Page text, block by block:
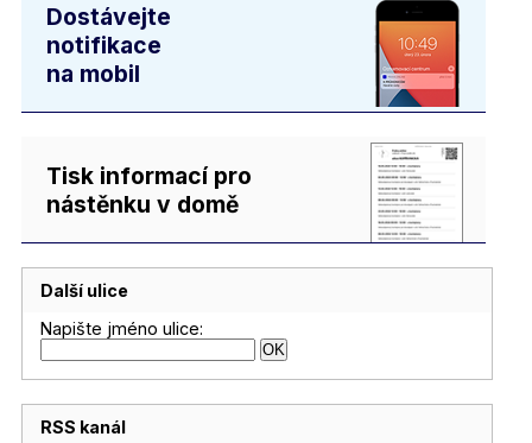
Dostávejte
notifikace
na mobil
Tisk informací pro
nástěnku v domě
Další ulice
Napište jméno ulice:
RSS kanál